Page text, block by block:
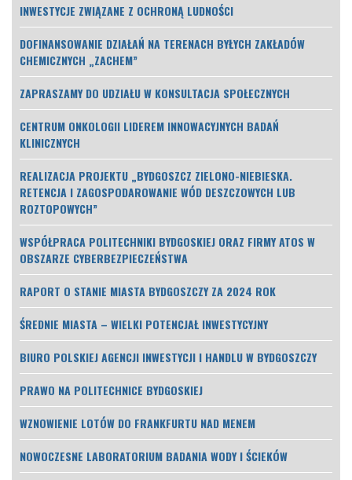
INWESTYCJE ZWIĄZANE Z OCHRONĄ LUDNOŚCI
DOFINANSOWANIE DZIAŁAŃ NA TERENACH BYŁYCH ZAKŁADÓW
CHEMICZNYCH „ZACHEM”
ZAPRASZAMY DO UDZIAŁU W KONSULTACJA SPOŁECZNYCH
CENTRUM ONKOLOGII LIDEREM INNOWACYJNYCH BADAŃ
KLINICZNYCH
REALIZACJA PROJEKTU „BYDGOSZCZ ZIELONO-NIEBIESKA.
RETENCJA I ZAGOSPODAROWANIE WÓD DESZCZOWYCH LUB
ROZTOPOWYCH”
WSPÓŁPRACA POLITECHNIKI BYDGOSKIEJ ORAZ FIRMY ATOS W
OBSZARZE CYBERBEZPIECZEŃSTWA
RAPORT O STANIE MIASTA BYDGOSZCZY ZA 2024 ROK
ŚREDNIE MIASTA – WIELKI POTENCJAŁ INWESTYCYJNY
BIURO POLSKIEJ AGENCJI INWESTYCJI I HANDLU W BYDGOSZCZY
PRAWO NA POLITECHNICE BYDGOSKIEJ
WZNOWIENIE LOTÓW DO FRANKFURTU NAD MENEM
NOWOCZESNE LABORATORIUM BADANIA WODY I ŚCIEKÓW